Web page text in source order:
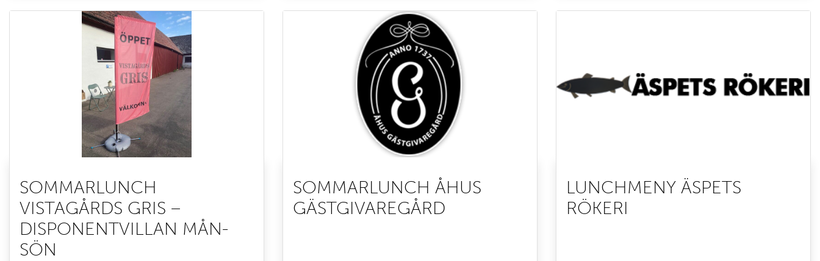
SOMMARLUNCH
VISTAGÅRDS GRIS –
DISPONENTVILLAN MÅN-
SÖN
SOMMARLUNCH ÅHUS
GÄSTGIVAREGÅRD
LUNCHMENY ÄSPETS
RÖKERI